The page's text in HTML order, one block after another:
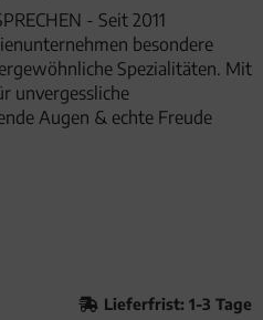
- Seit 2011
besondere
Spezialitäten. Mit
unvergessliche
Augen & echte Freude
Lieferfrist: 1-3 Tage